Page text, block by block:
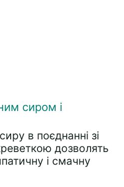
сиром і
в поєднанні зі
дозволять
і смачну